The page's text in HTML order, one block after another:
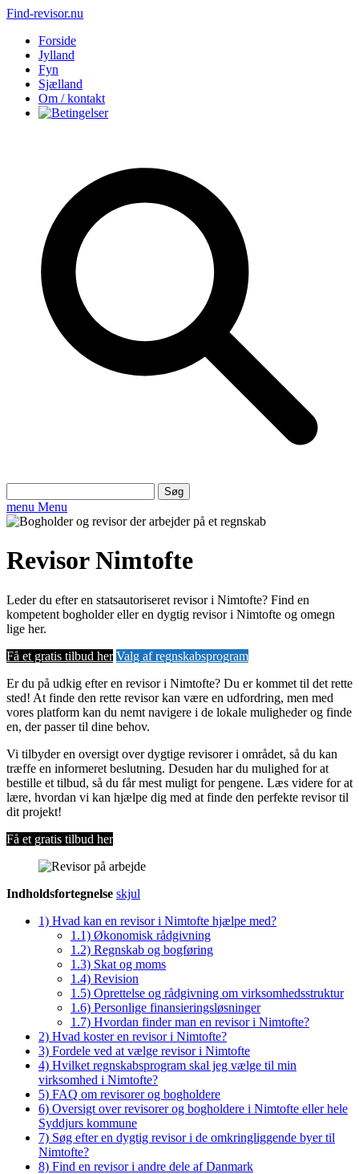
Find-revisor.nu
Forside
Jylland
Fyn
Sjælland
Om / kontakt
efter:
menu Menu
Revisor Nimtofte
Leder du efter en statsautoriseret revisor i Nimtofte? Find en
kompetent bogholder eller en dygtig revisor i Nimtofte og omegn
lige her.
Få et gratis tilbud her Valg af regnskabsprogram
Er du på udkig efter en revisor i Nimtofte? Du er kommet til det rette
sted! At finde den rette revisor kan være en udfordring, men med
vores platform kan du nemt navigere i de lokale muligheder og finde
en, der passer til dine behov.
Vi tilbyder en oversigt over dygtige revisorer i området, så du kan
træffe en informeret beslutning. Desuden har du mulighed for at
bestille et tilbud, så du får mest muligt for pengene. Læs videre for at
lære, hvordan vi kan hjælpe dig med at finde den perfekte revisor til
dit projekt!
Få et gratis tilbud her
Indholdsfortegnelse skjul
1) Hvad kan en revisor i Nimtofte hjælpe med?
1.1) Økonomisk rådgivning
1.2) Regnskab og bogføring
1.3) Skat og moms
1.4) Revision
1.5) Oprettelse og rådgivning om virksomhedsstruktur
1.6) Personlige finansieringsløsninger
1.7) Hvordan finder man en revisor i Nimtofte?
2) Hvad koster en revisor i Nimtofte?
3) Fordele ved at vælge revisor i Nimtofte
4) Hvilket regnskabsprogram skal jeg vælge til min
virksomhed i Nimtofte?
5) FAQ om revisorer og bogholdere
6) Oversigt over revisorer og bogholdere i Nimtofte eller hele
Syddjurs kommune
7) Søg efter en dygtig revisor i de omkringliggende byer til
Nimtofte?
8) Find en revisor i andre dele af Danmark